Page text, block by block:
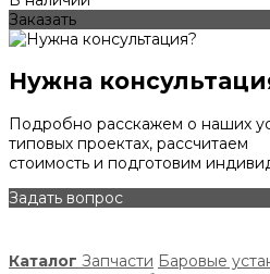
Заказать
Нужна
Подробно расскажем о наших
типовых проектах, рассчитаем
стоимость и подготовим
Задать вопрос
Каталог Запчасти Баровые